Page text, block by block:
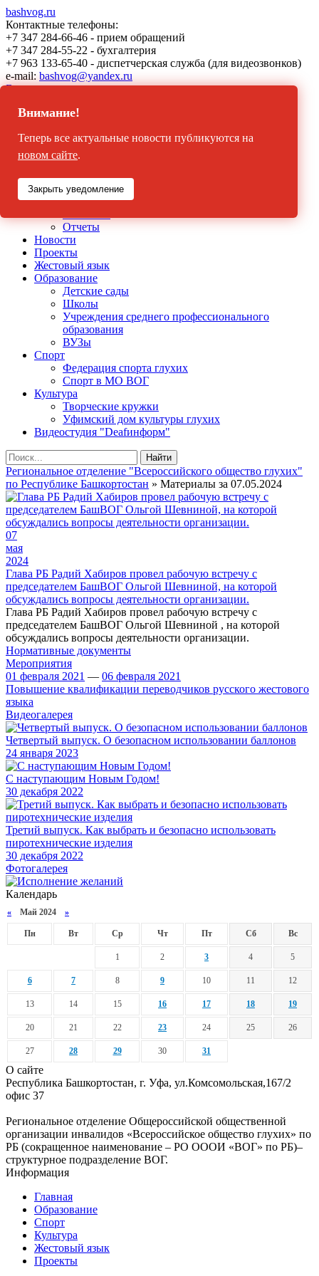
bashvog.ru
Контактные телефоны:
+7 347 284-66-46 - прием обращений
+7 347 284-55-22 - бухгалтерия
+7 963 133-65-40 - диспетчерская служба (для видеозвонков)
e-mail: bashvog@yandex.ru
Версия для
Вконтакте
Instagram
О нас
История РО ВОГ по РБ
Структура местных отделений
Отчеты
Новости
Проекты
Жестовый язык
Образование
Детские сады
Школы
Учреждения среднего профессионального
образования
ВУЗы
Спорт
Федерация спорта глухих
Спорт в МО ВОГ
Культура
Творческие кружки
Уфимский дом культуры глухих
Видеостудия "Deafинформ"
Найти
Региональное отделение "Всероссийского общество глухих"
по Республике Башкортостан » Материалы за 07.05.2024
07
мая
2024
Глава РБ Радий Хабиров провел рабочую встречу с
председателем БашВОГ Ольгой Шевниной, на которой
обсуждались вопросы деятельности организации.
Глава РБ Радий Хабиров провел рабочую встречу с
председателем БашВОГ Ольгой Шевниной , на которой
обсуждались вопросы деятельности организации.
Нормативные документы
Мероприятия
01 февраля 2021 — 06 февраля 2021
Повышение квалификации переводчиков русского жестового
языка
Видеогалерея
Четвертый выпуск. О безопасном использовании баллонов
24 января 2023
С наступающим Новым Годом!
30 декабря 2022
Третий выпуск. Как выбрать и безопасно использовать
пиротехнические изделия
30 декабря 2022
Фотогалерея
Календарь
« Май 2024 »
Пн Вт Ср Чт Пт Сб Вс
1 2 3 4 5
6 7 8 9 10 11 12
13 14 15 16 17 18 19
20 21 22 23 24 25 26
27 28 29 30 31
О сайте
Республика Башкортостан, г. Уфа, ул.Комсомольская,167/2
офис 37
Региональное отделение Общероссийской общественной
организации инвалидов «Всероссийское общество глухих» по
РБ (сокращенное наименование – РО ОООИ «ВОГ» по РБ)–
структурное подразделение ВОГ.
Информация
Главная
Образование
Спорт
Культура
Жестовый язык
Проекты
Внимание!
Теперь все актуальные новости публикуются на
новом сайте.
Закрыть уведомление